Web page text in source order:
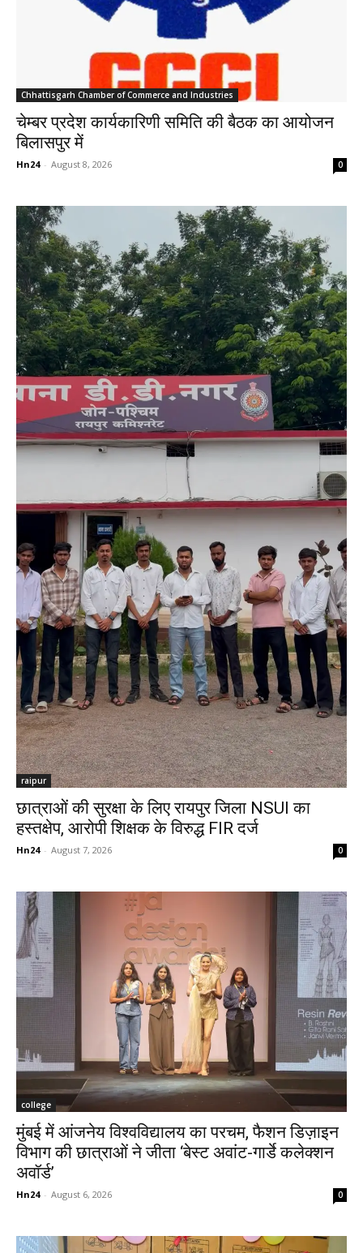
Chhattisgarh Chamber of Commerce and Industries
चेम्बर प्रदेश कार्यकारिणी समिति की बैठक का आयोजन
बिलासपुर में
Hn24 - August 8, 2026 0
raipur
छात्राओं की सुरक्षा के लिए रायपुर जिला NSUI का
हस्तक्षेप, आरोपी शिक्षक के विरुद्ध FIR दर्ज
Hn24 - August 7, 2026 0
college
मुंबई में आंजनेय विश्वविद्यालय का परचम, फैशन डिज़ाइन
विभाग की छात्राओं ने जीता ‘बेस्ट अवांट-गार्डे कलेक्शन
अवॉर्ड’
Hn24 - August 6, 2026 0